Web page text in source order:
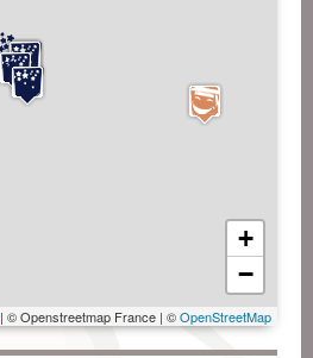
+
−
| © Openstreetmap France | ©OpenStreetMap